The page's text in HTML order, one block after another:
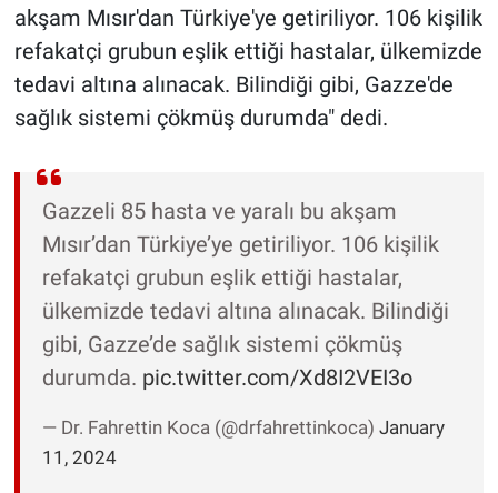
akşam Mısır'dan Türkiye'ye getiriliyor. 106 kişilik
refakatçi grubun eşlik ettiği hastalar, ülkemizde
tedavi altına alınacak. Bilindiği gibi, Gazze'de
sağlık sistemi çökmüş durumda" dedi.
Gazzeli 85 hasta ve yaralı bu akşam
Mısır’dan Türkiye’ye getiriliyor. 106 kişilik
refakatçi grubun eşlik ettiği hastalar,
ülkemizde tedavi altına alınacak. Bilindiği
gibi, Gazze’de sağlık sistemi çökmüş
durumda. pic.twitter.com/Xd8I2VEI3o
— Dr. Fahrettin Koca (@drfahrettinkoca) January
11, 2024